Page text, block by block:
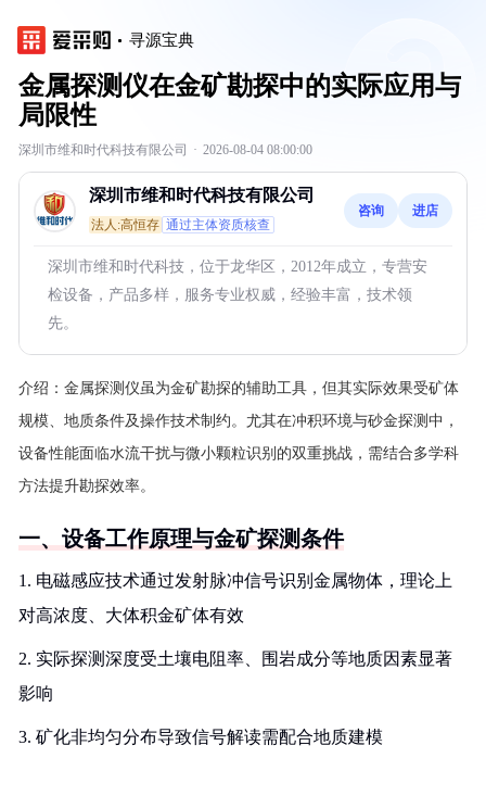
寻源宝典
金属探测仪在金矿勘探中的实际应用与
局限性
深圳市维和时代科技有限公司 · 2026-08-04 08:00:00
深圳市维和时代科技有限公司
法人:高恒存 通过主体资质核查
咨询 进店
深圳市维和时代科技，位于龙华区，2012年成立，专营安
检设备，产品多样，服务专业权威，经验丰富，技术领
先。
介绍： 金属探测仪虽为金矿勘探的辅助工具，但其实际效果受矿体
规模、地质条件及操作技术制约。尤其在冲积环境与砂金探测中，
设备性能面临水流干扰与微小颗粒识别的双重挑战，需结合多学科
方法提升勘探效率。
一、设备工作原理与金矿探测条件
1. 电磁感应技术通过发射脉冲信号识别金属物体，理论上
对高浓度、大体积金矿体有效
2. 实际探测深度受土壤电阻率、围岩成分等地质因素显著
影响
3. 矿化非均匀分布导致信号解读需配合地质建模